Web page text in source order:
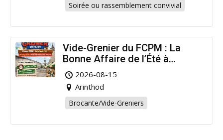
Soirée ou rassemblement convivial
Vide-Grenier du FCPM : La
Bonne Affaire de l’Été à
Arinthod !
2026-08-15
Arinthod
Brocante/Vide-Greniers